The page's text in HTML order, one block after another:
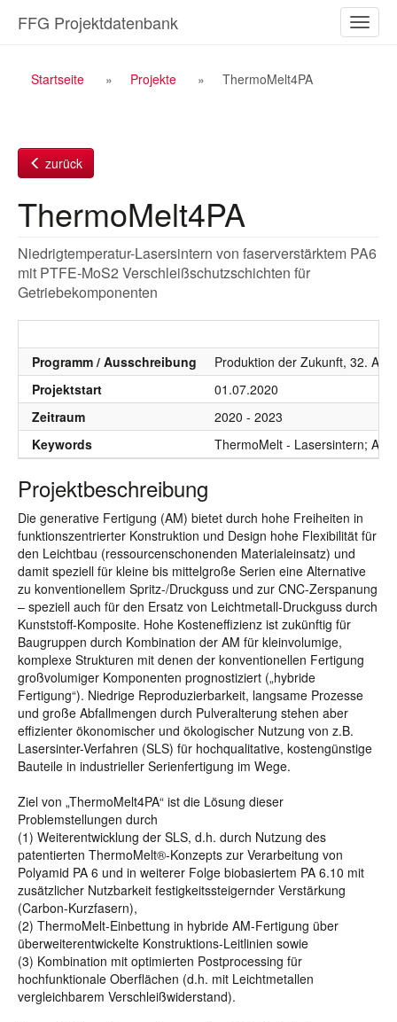
Inhalt
ein-/
FFG Projektdatenbank
Breadcrumb
Startseite Projekte ThermoMelt4PA
zurück
ThermoMelt4PA
Niedrigtemperatur-Lasersintern von faserverstärktem PA6
mit PTFE-MoS2 Verschleißschutzschichten für
Getriebekomponenten
Programm / Ausschreibung
Produktion der Zukunft, 32. AS
Projektstart
01.07.2020
Zeitraum
2020 - 2023
Keywords
ThermoMelt - Lasersintern;
Projektbeschreibung
Die generative Fertigung (AM) bietet durch hohe Freiheiten in
funktionszentrierter Konstruktion und Design hohe Flexibilität für
den Leichtbau (ressourcenschonenden Materialeinsatz) und
damit speziell für kleine bis mittelgroße Serien eine Alternative
zu konventionellem Spritz-/Druckguss und zur CNC-Zerspanung
– speziell auch für den Ersatz von Leichtmetall-Druckguss durch
Kunststoff-Komposite. Hohe Kosteneffizienz ist zukünftig für
Baugruppen durch Kombination der AM für kleinvolumige,
komplexe Strukturen mit denen der konventionellen Fertigung
großvolumiger Komponenten prognostiziert („hybride
Fertigung“). Niedrige Reproduzierbarkeit, langsame Prozesse
und große Abfallmengen durch Pulveralterung stehen aber
effizienter ökonomischer und ökologischer Nutzung von z.B.
Lasersinter-Verfahren (SLS) für hochqualitative, kostengünstige
Bauteile in industrieller Serienfertigung im Wege.
Ziel von „ThermoMelt4PA“ ist die Lösung dieser
Problemstellungen durch
(1) Weiterentwicklung der SLS, d.h. durch Nutzung des
patentierten ThermoMelt®-Konzepts zur Verarbeitung von
Polyamid PA 6 und in weiterer Folge biobasiertem PA 6.10 mit
zusätzlicher Nutzbarkeit festigkeitssteigernder Verstärkung
(Carbon-Kurzfasern),
(2) ThermoMelt-Einbettung in hybride AM-Fertigung über
überweiterentwickelte Konstruktions-Leitlinien sowie
(3) Kombination mit optimierten Postprocessing für
hochfunktionale Oberflächen (d.h. mit Leichtmetallen
vergleichbarem Verschleißwiderstand).